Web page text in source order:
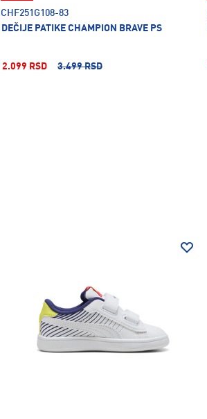
CHF251G108-83
DEČIJE PATIKE CHAMPION BRAVE PS
2.099 RSD 3.499 RSD